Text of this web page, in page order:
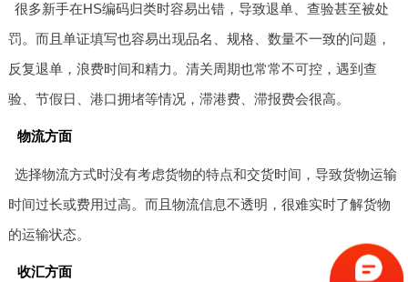
很多新手在HS编码归类时容易出错，导致退单、查验甚至被处
罚。而且单证填写也容易出现品名、规格、数量不一致的问题，
反复退单，浪费时间和精力。清关周期也常常不可控，遇到查
验、节假日、港口拥堵等情况，滞港费、滞报费会很高。
物流方面
选择物流方式时没有考虑货物的特点和交货时间，导致货物运输
时间过长或费用过高。而且物流信息不透明，很难实时了解货物
的运输状态。
收汇方面